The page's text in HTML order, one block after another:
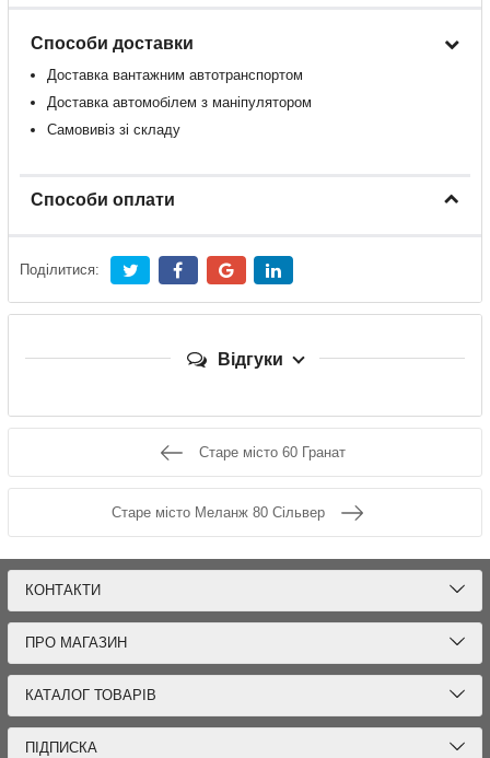
Способи доставки
Доставка вантажним автотранспортом
Доставка автомобілем з маніпулятором
Самовивіз зі складу
Способи оплати
Поділитися:
Відгуки
Старе місто 60 Гранат
Старе місто Меланж 80 Сільвер
КОНТАКТИ
ПРО МАГАЗИН
КАТАЛОГ ТОВАРІВ
ПІДПИСКА